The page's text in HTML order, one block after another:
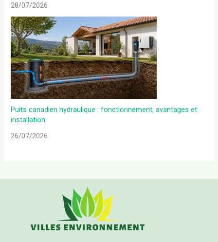
28/07/2026
Puits canadien hydraulique : fonctionnement, avantages et
installation
26/07/2026